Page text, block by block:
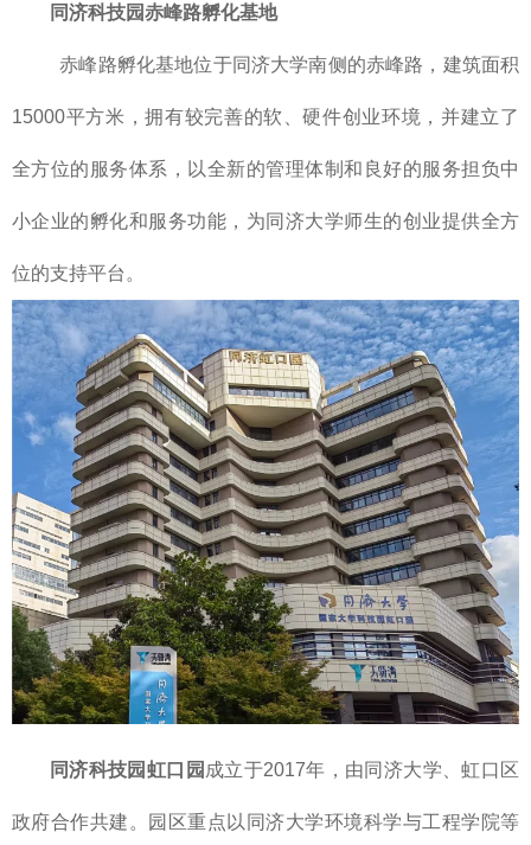
同济科技园赤峰路孵化基地
赤峰路孵化基地位于同济大学南侧的赤峰路，建筑面积
15000平方米，拥有较完善的软、硬件创业环境，并建立了
全方位的服务体系，以全新的管理体制和良好的服务担负中
小企业的孵化和服务功能，为同济大学师生的创业提供全方
位的支持平台。
同济科技园虹口园 成立于2017年，由同济大学、虹口区
政府合作共建。园区重点以同济大学环境科学与工程学院等